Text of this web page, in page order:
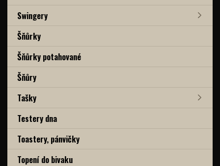
Swingery
Šňůrky
Šňůrky potahované
Šňůry
Tašky
Testery dna
Toastery, pánvičky
Topení do bivaku